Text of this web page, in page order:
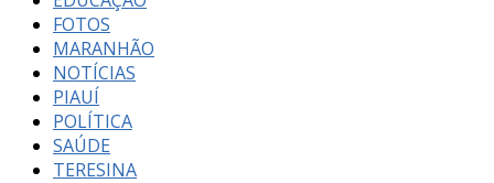
FOTOS
MARANHÃO
NOTÍCIAS
PIAUÍ
POLÍTICA
SAÚDE
TERESINA